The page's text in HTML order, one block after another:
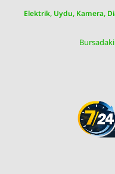
Elektrik, Uydu, Kamera,